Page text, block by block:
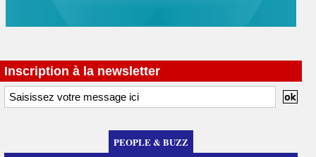
Inscription à la newsletter
PEOPLE & BUZZ